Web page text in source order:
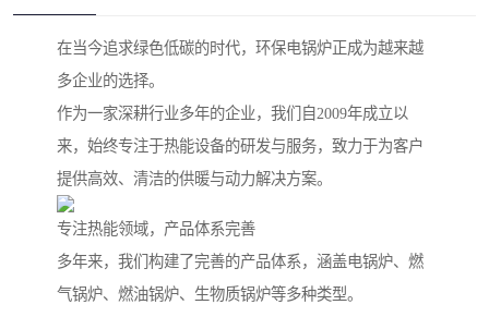
在当今追求绿色低碳的时代，环保电锅炉正成为越来越
多企业的选择。
作为一家深耕行业多年的企业，我们自2009年成立以
来，始终专注于热能设备的研发与服务，致力于为客户
提供高效、清洁的供暖与动力解决方案。
专注热能领域，产品体系完善
多年来，我们构建了完善的产品体系，涵盖电锅炉、燃
气锅炉、燃油锅炉、生物质锅炉等多种类型。